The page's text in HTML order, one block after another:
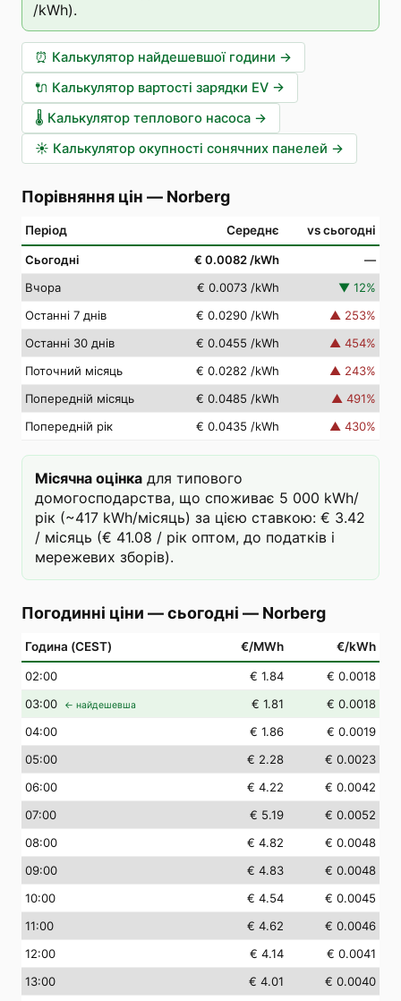
/kWh).
⏰ Калькулятор найдешевшої години →
🔌 Калькулятор вартості зарядки EV →
🌡️ Калькулятор теплового насоса →
☀️ Калькулятор окупності сонячних панелей →
Порівняння цін — Norberg
Період Середнє vs сьогодні
Сьогодні € 0.0082 /kWh
—
Вчора
€ 0.0073 /kWh ▼ 12%
Останні 7 днів
€ 0.0290 /kWh ▲ 253%
Останні 30 днів
€ 0.0455 /kWh ▲ 454%
Поточний місяць
€ 0.0282 /kWh ▲ 243%
Попередній місяць
€ 0.0485 /kWh ▲ 491%
Попередній рік
€ 0.0435 /kWh ▲ 430%
Місячна оцінка для типового
домогосподарства, що споживає 5 000 kWh/
рік (~417 kWh/місяць) за цією ставкою: € 3.42
/ місяць (€ 41.08 / рік оптом, до податків і
мережевих зборів).
Погодинні ціни — сьогодні — Norberg
Година (CEST) €/MWh €/kWh
02:00 € 1.84
€ 0.0018
03:00 ← найдешевша € 1.81
€ 0.0018
04:00 € 1.86
€ 0.0019
05:00 € 2.28
€ 0.0023
06:00 € 4.22
€ 0.0042
07:00 € 5.19
€ 0.0052
08:00 € 4.82
€ 0.0048
09:00 € 4.83
€ 0.0048
10:00 € 4.54
€ 0.0045
11:00 € 4.62
€ 0.0046
12:00 € 4.14
€ 0.0041
13:00 € 4.01
€ 0.0040